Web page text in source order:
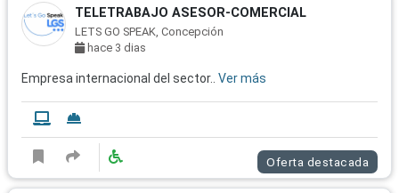
TELETRABAJO ASESOR-COMERCIAL
LETS GO SPEAK, Concepción
hace 3 dias
Empresa internacional del sector.. Ver más
Oferta destacada